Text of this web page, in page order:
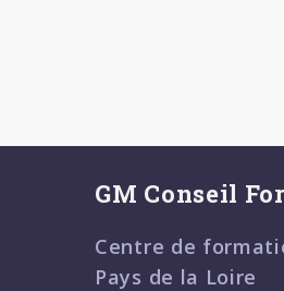
GM Conseil
Centre de
Pays de la Loire